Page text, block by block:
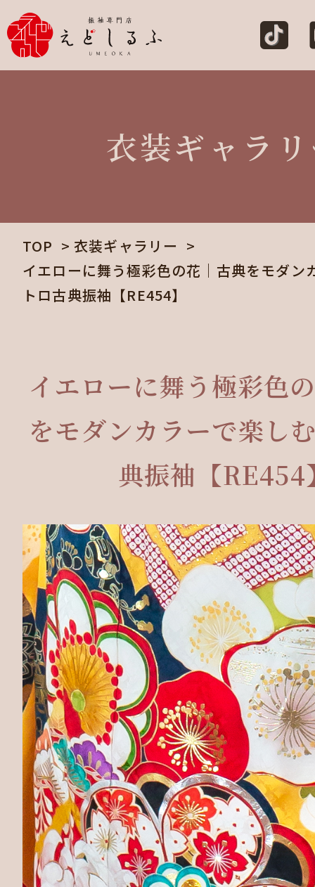
衣装ギャラ
TOP
衣装ギャラリー
イエローに舞う極彩色の花｜古典をモダン
トロ古典振袖【RE454】
イエローに舞う極彩色
をモダンカラーで楽し
典振袖【RE454